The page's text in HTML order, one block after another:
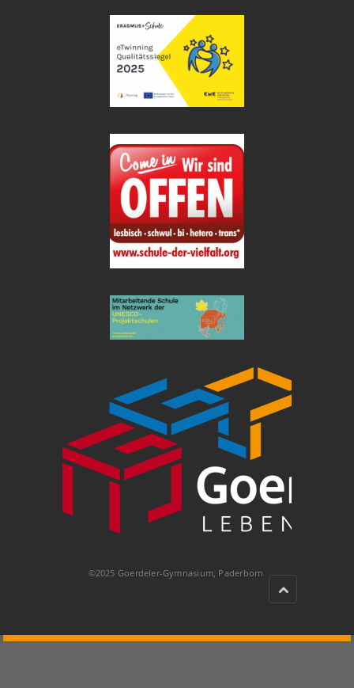
©2025 Goerdeler-Gymnasium, Paderborn